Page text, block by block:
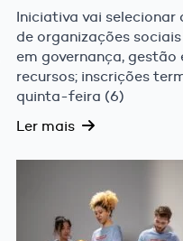
Iniciativa vai selecionar
de organizações
em governança,
recursos; inscrições
quinta-feira (6)
Ler mais